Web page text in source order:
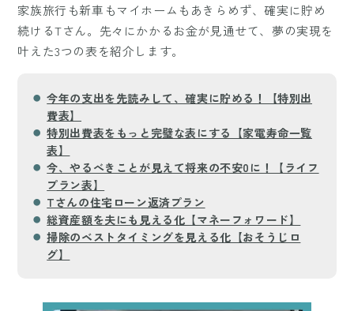
家族旅行も新車もマイホームもあきらめず、確実に貯め
続けるTさん。先々にかかるお金が見通せて、夢の実現を
叶えた3つの表を紹介します。
今年の支出を先読みして、確実に貯める！【特別出
費表】
特別出費表をもっと完璧な表にする【家電寿命一覧
表】
今、やるべきことが見えて将来の不安0に！【ライフ
プラン表】
Tさんの住宅ローン返済プラン
総資産額を夫にも見える化【マネーフォワード】
掃除のベストタイミングを見える化【おそうじロ
グ】